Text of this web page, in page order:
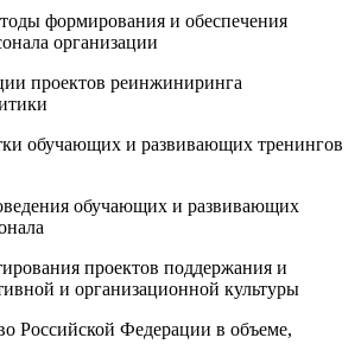
формирования и обеспечения
организации
проектов реинжиниринга
обучающих и развивающих тренингов
обучающих и развивающих
проектов поддержания и
и организационной культуры
Российской Федерации в объеме,